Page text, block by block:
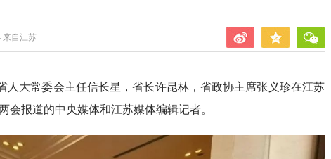
来自江苏
人大常委会主任信长星，省长许昆林，省政协主席张义珍在江苏
会报道的中央媒体和江苏媒体编辑记者。